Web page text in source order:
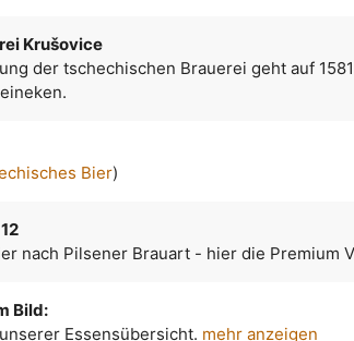
Krušovice
der tschechischen Brauerei geht auf
Bier)
nach Pilsener Brauart - hier die Premium
Bild:
Essensübersicht. mehr anzeigen